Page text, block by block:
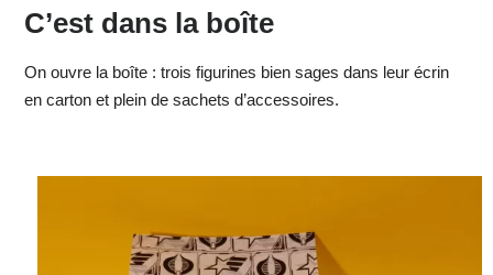
C’est dans la boîte
On ouvre la boîte : trois figurines bien sages dans leur écrin
en carton et plein de sachets d’accessoires.